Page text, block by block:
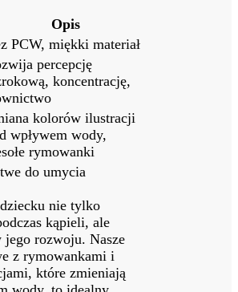
Opis
PCW, miękki materiał
percepcję
koncentrację,
kolorów ilustracji
wpływem wody,
rymowanki
do umycia
nie tylko
kąpieli, ale
rozwoju. Nasze
z rymowankami i
które zmieniają